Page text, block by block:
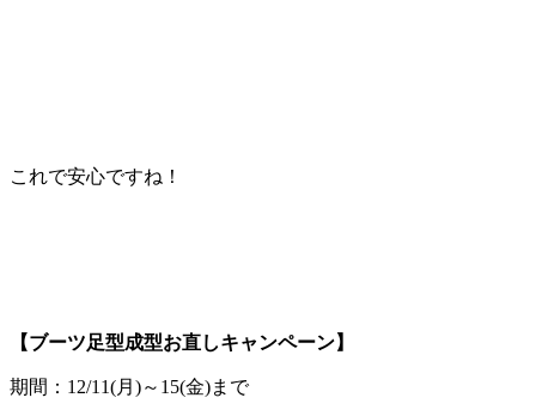
これで安心ですね！
【ブーツ足型成型お直しキャンペーン】
期間：12/11(月)～15(金)まで